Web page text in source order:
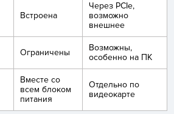
Встроена
Через PCIe,
возможно
внешнее
Ограничены
Возможны,
особенно на ПК
Вместе со
всем блоком
питания
Отдельно по
видеокарте